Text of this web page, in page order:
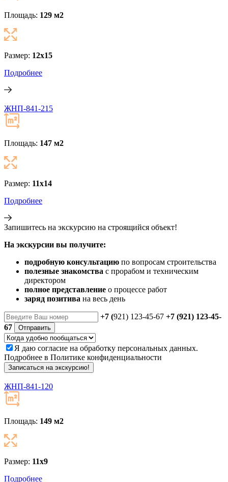
Площадь: 129 м2
Размер: 12x15
Подробнее
ЖНП-841-215
Площадь: 147 м2
Размер: 11x14
Подробнее
Запишитесь на экскурсию на строящийся объект!
На экскурсии вы получите:
подробную консультацию по вопросам строительства
полезные знакомства с прорабом и техническим
директором
полное представление о процессе работ
заряд позитива на весь день
+7 (921) 123-45-67 +7 (921) 123-45-
67
Отправить
Я даю согласие на обработку персональных данных.
Подробнее в Политике конфиденциальности
Записаться на экскурсию!
ЖНП-841-120
Площадь: 149 м2
Размер: 11х9
Подробнее